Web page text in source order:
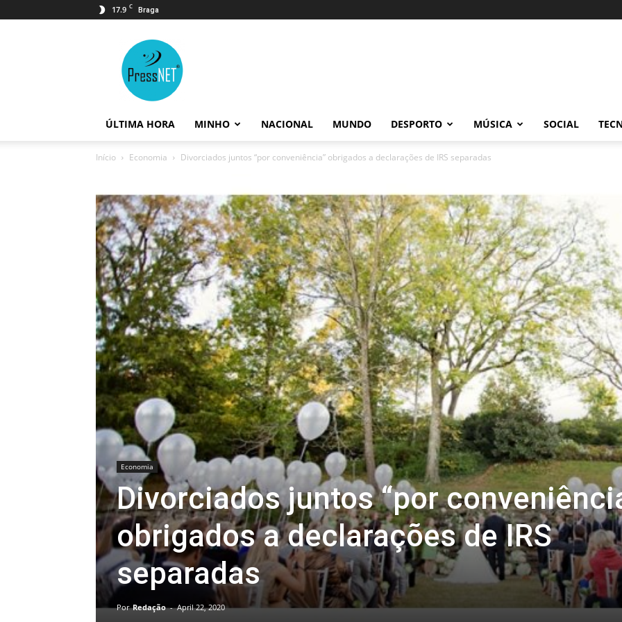
17.9 C Braga
ÚLTIMA HORA MINHO NACIONAL MUNDO DESPORTO MÚSICA SOCIAL
Início Economia Divorciados juntos “por conveniência” obrigados a declarações de IRS separadas
Economia
Divorciados juntos “por
obrigados a declarações de IRS
separadas
Por Redação - April 22, 2020